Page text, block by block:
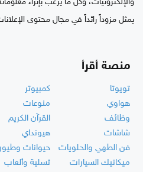
والإلكترونيات، وكل ما يرغب بإثراء
يمثل مزوداً رائداً في مجال محتوى
منصة أقرأ
تويوتا
كمبيوتر
هواوي
منوعات
وظائف
القرآن الكريم
شاشات
هيونداي
فن الطهي والحلويات
حيوانات وطيور
ميكانيك السيارات
تسلية وألعاب